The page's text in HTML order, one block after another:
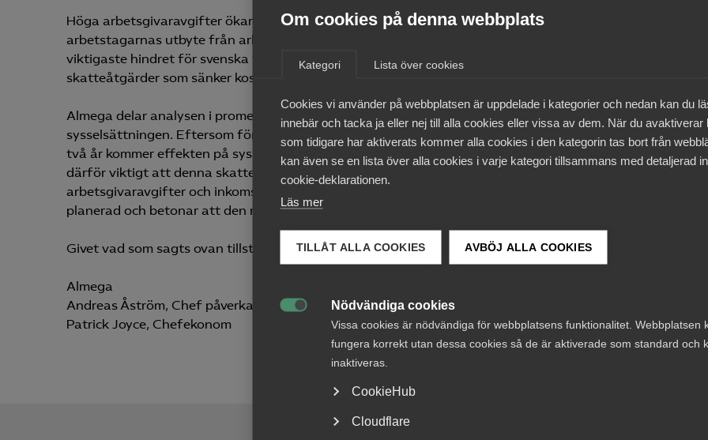
Om cookies på denna webbplats
Kategori Lista över cookies
Cookies vi använder på webbplatsen är uppdelade i kategorier och nedan kan du
innebär och tacka ja eller nej till alla cookies eller vissa av dem. När du avaktiverar
som tidigare har aktiverats kommer alla cookies i den kategorin tas bort från
kan även se en lista över alla cookies i varje kategori tillsammans med detaljerad
cookie-deklarationen.
Läs mer
TILLÅT ALLA COOKIES AVBÖJ ALLA COOKIES
Nödvändiga cookies
Vissa cookies är nödvändiga för webbplatsens funktionalitet. Webbplatsen
fungera korrekt utan dessa cookies så de är aktiverade som standard och
inaktiveras.
CookieHub
Cloudflare
Höga arbetsgivaravgifter ökar företagens kostnader för att anställa medan höga inkomstskatter minskar
arbetstagarnas utbyte från arbete. Båda skatterna bidrar till den brist på kompetens som i nuläget är det
viktigaste hindret för svenska tjänsteföretags expansion. Almega välkomnar därför i princip alla
skatteåtgärder som sänker kostnaden för att anställa.
Almega delar analysen i promemorian om att sänkta kostnader för att anställa kommer att öka
sysselsättningen. Eftersom förslaget i promemorian bara omfattar enmansföretag och är tidsbegränsat
två år kommer effekten på sysselsättningen att bli begränsad liksom den statsfinansiella kostnaden. Det
därför viktigt att denna skattesänkning följs av fler och bredare sänkningar. Det gäller både
arbetsgivaravgifter och inkomstskatter. Almega välkomnar den stora översyn av skattesystemet som är
planerad och betonar att den måste leda till breda och varaktiga sänkningar av skatten på arbete.
Givet vad som sagts ovan tillstyrker Almega förslaget i promemorian.
Almega
Andreas Åström, Chef påverkan och kommunikation
Patrick Joyce, Chefekonom